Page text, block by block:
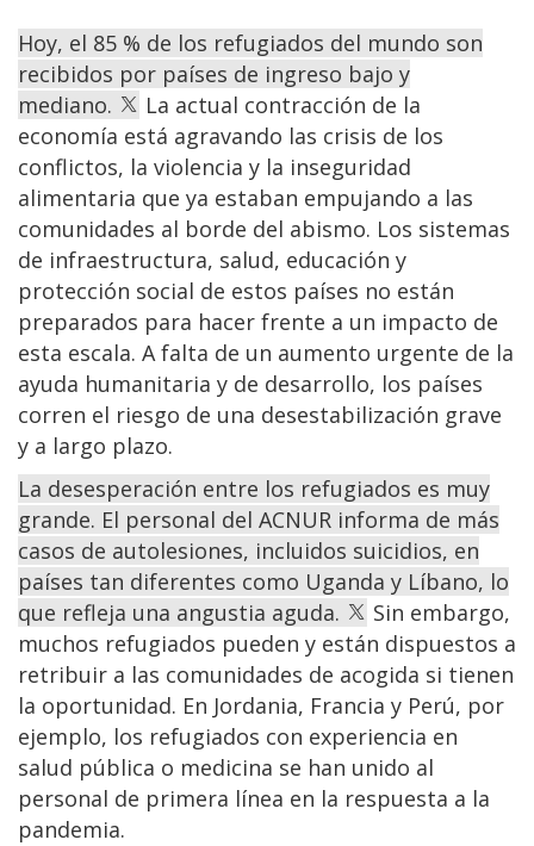
Hoy, el 85 % de los refugiados del mundo son
recibidos por países de ingreso bajo y
mediano.
La actual contracción de la
economía está agravando las crisis de los
conflictos, la violencia y la inseguridad
alimentaria que ya estaban empujando a las
comunidades al borde del abismo. Los sistemas
de infraestructura, salud, educación y
protección social de estos países no están
preparados para hacer frente a un impacto de
esta escala. A falta de un aumento urgente de la
ayuda humanitaria y de desarrollo, los países
corren el riesgo de una desestabilización grave
y a largo plazo.
La desesperación entre los refugiados es muy
grande. El personal del ACNUR informa de más
casos de autolesiones, incluidos suicidios, en
países tan diferentes como Uganda y Líbano, lo
que refleja una angustia aguda.
Sin embargo,
muchos refugiados pueden y están dispuestos a
retribuir a las comunidades de acogida si tienen
la oportunidad. En Jordania, Francia y Perú, por
ejemplo, los refugiados con experiencia en
salud pública o medicina se han unido al
personal de primera línea en la respuesta a la
pandemia.